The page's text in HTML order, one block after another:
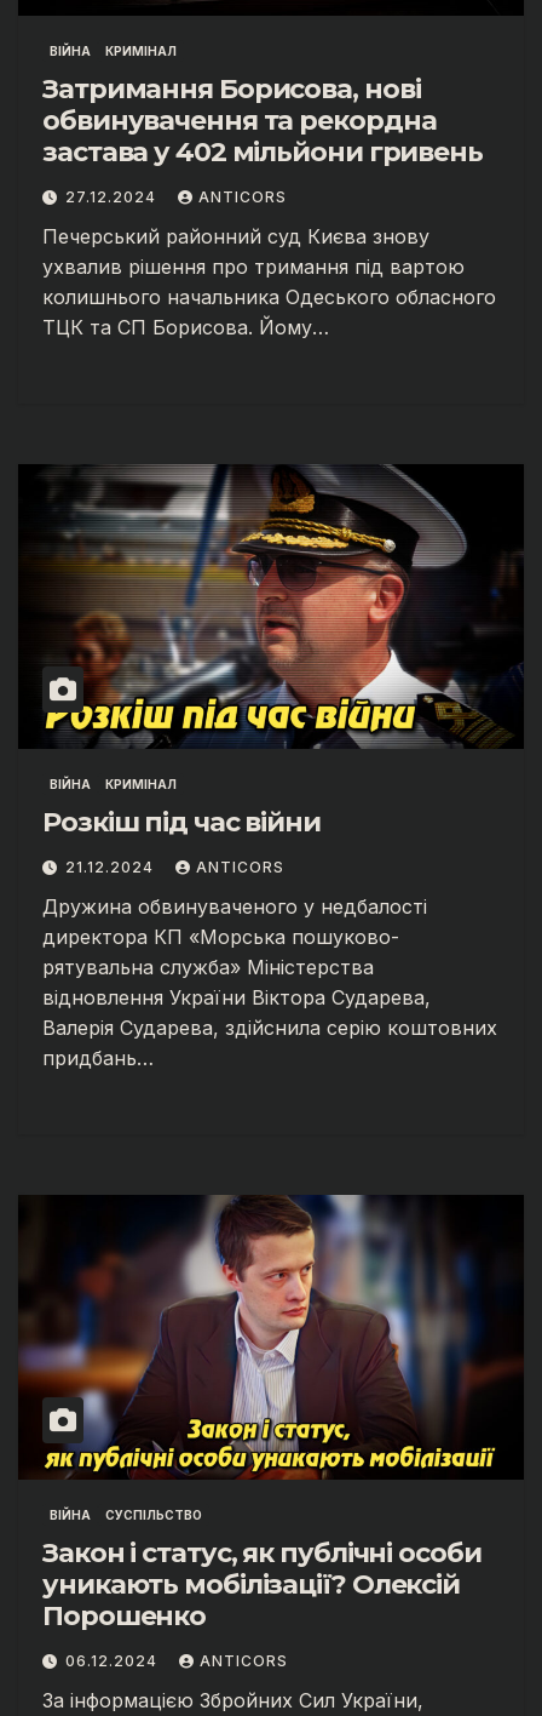
ВІЙНА КРИМІНАЛ
Затримання Борисова, нові
обвинувачення та рекордна
застава у 402 мільйони гривень
27.12.2024 ANTICORS
Печерський районний суд Києва знову
ухвалив рішення про тримання під вартою
колишнього начальника Одеського обласного
ТЦК та СП Борисова. Йому…
ВІЙНА КРИМІНАЛ
Розкіш під час війни
21.12.2024 ANTICORS
Дружина обвинуваченого у недбалості
директора КП «Морська пошуково-
рятувальна служба» Міністерства
відновлення України Віктора Сударева,
Валерія Сударева, здійснила серію коштовних
придбань…
ВІЙНА СУСПІЛЬСТВО
Закон і статус, як публічні особи
уникають мобілізації? Олексій
Порошенко
06.12.2024 ANTICORS
За інформацією Збройних Сил України,